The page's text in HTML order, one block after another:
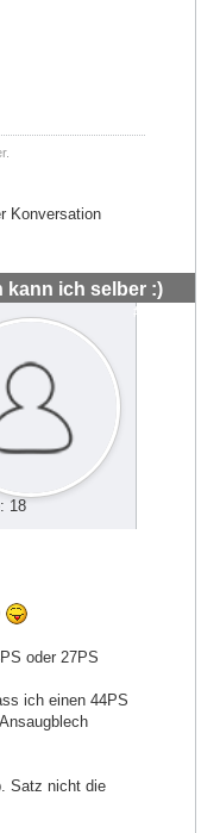
Konversation
kann ich selber :)
#48562
18
oder 27PS
ich einen 44PS
Satz nicht die